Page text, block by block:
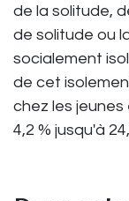
de la solitude,
de solitude ou
socialement
de cet
chez les
4,2 % jusqu'à